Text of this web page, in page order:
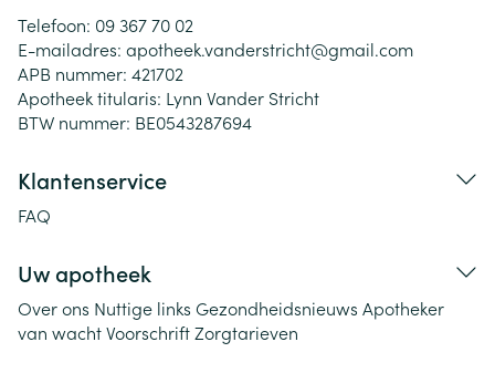
Telefoon: 09 367 70 02
E-mailadres: apotheek.vanderstricht@gmail.com
APB nummer: 421702
Apotheek titularis: Lynn Vander Stricht
BTW nummer: BE0543287694
Klantenservice
FAQ
Uw apotheek
Over ons Nuttige links Gezondheidsnieuws Apotheker
van wachtVoorschriftZorgtarieven